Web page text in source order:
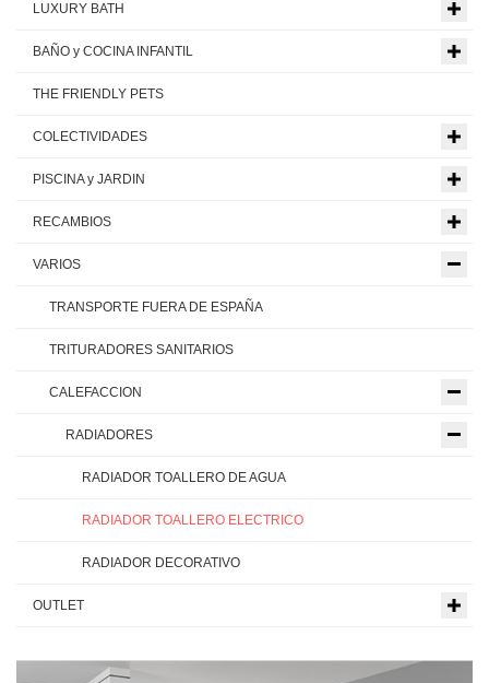
LUXURY BATH
BAÑO y COCINA INFANTIL
THE FRIENDLY PETS
COLECTIVIDADES
PISCINA y JARDIN
RECAMBIOS
VARIOS
TRANSPORTE FUERA DE ESPAÑA
TRITURADORES SANITARIOS
CALEFACCION
RADIADORES
RADIADOR TOALLERO DE AGUA
RADIADOR TOALLERO ELECTRICO
RADIADOR DECORATIVO
OUTLET